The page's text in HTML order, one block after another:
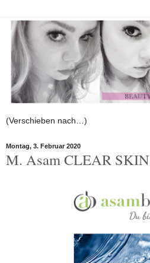
Montag, 3. Februar 2020
M. Asam CLEAR SKIN